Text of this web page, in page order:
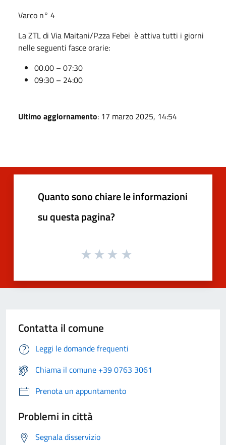
Varco n° 4
La ZTL di Via Maitani/P.zza Febei è attiva tutti i giorni
nelle seguenti fasce orarie:
00.00 – 07:30
09:30 – 24:00
Ultimo aggiornamento: 17 marzo 2025, 14:54
Quanto sono chiare le informazioni
su questa pagina?
Contatta il comune
Leggi le domande frequenti
Chiama il comune +39 0763 3061
Prenota un appuntamento
Problemi in città
Segnala disservizio